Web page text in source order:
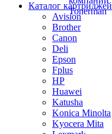
Каталог картриджей
Avision
Brother
Canon
Deli
Epson
Fplus
HP
Huawei
Katusha
Konica Minolta
Kyocera Mita